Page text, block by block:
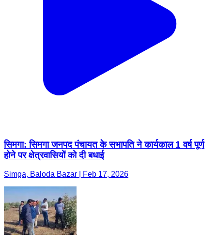
सिमगा: सिमगा जनपद पंचायत के सभापति ने कार्यकाल 1 वर्ष पूर्ण
होने पर क्षेत्रवासियों को दी बधाई
Simga, Baloda Bazar | Feb 17, 2026